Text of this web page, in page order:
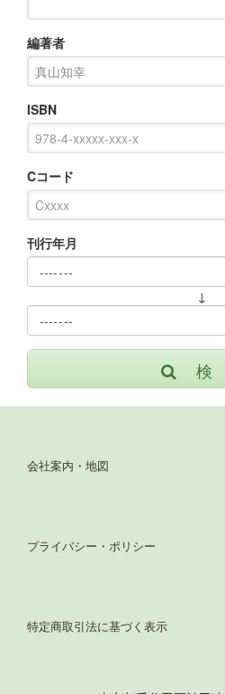
編著者
ISBN
Cコード
刊行年月
↓
検
会社案内・地図
プライバシー・ポリシー
特定商取引法に基づく表示